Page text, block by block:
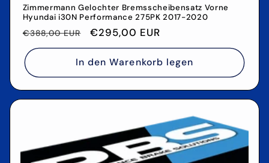
Zimmermann Gelochter Bremsscheibensatz Vorne
Hyundai i30N Performance 275PK 2017-2020
Normaler
Preis
€388,00 EUR Verkaufspreis
€295,00 EUR
In den Warenkorb legen